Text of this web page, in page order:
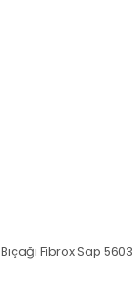
Fibrox Sap 5603